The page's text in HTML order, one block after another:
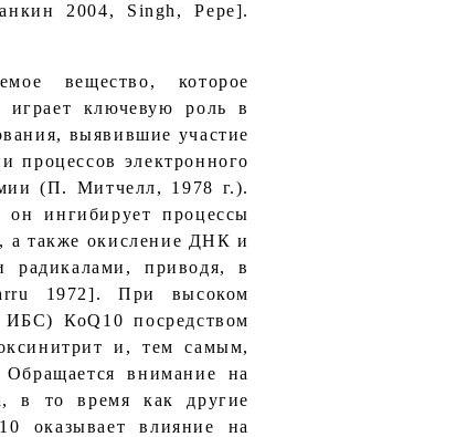
2004, Singh, Pepe].
вещество, которое
играет ключевую роль в
выявившие участие
процессов электронного
(П. Митчелл, 1978 г.).
он ингибирует процессы
а также окисление ДНК и
радикалами, приводя, в
1972]. При высоком
ИБС) КоQ10 посредством
и, тем самым,
внимание на
в то время как другие
оказывает влияние на